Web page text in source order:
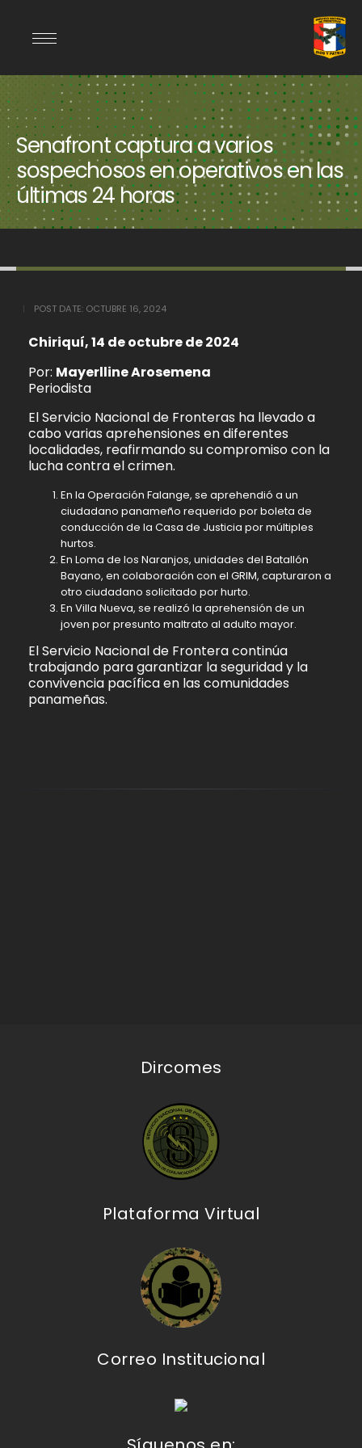
Senafront captura a varios
sospechosos en operativos en las
últimas 24 horas
POST DATE: OCTUBRE 16, 2024
Chiriquí, 14 de octubre de 2024
Por: Mayerlline Arosemena
Periodista
El Servicio Nacional de Fronteras ha llevado a
cabo varias aprehensiones en diferentes
localidades, reafirmando su compromiso con la
lucha contra el crimen.
En la Operación Falange, se aprehendió a un
ciudadano panameño requerido por boleta de
conducción de la Casa de Justicia por múltiples
hurtos.
En Loma de los Naranjos, unidades del Batallón
Bayano, en colaboración con el GRIM, capturaron a
otro ciudadano solicitado por hurto.
En Villa Nueva, se realizó la aprehensión de un
joven por presunto maltrato al adulto mayor.
El Servicio Nacional de Frontera continúa
trabajando para garantizar la seguridad y la
convivencia pacífica en las comunidades
panameñas.
Dircomes
Plataforma Virtual
Correo Institucional